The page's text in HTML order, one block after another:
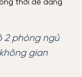
thời dễ dàng
2 phòng ngủ
gian